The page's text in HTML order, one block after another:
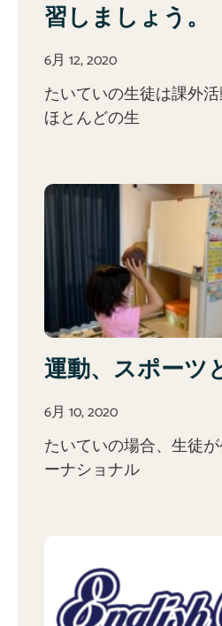
習しましょう。
6月 12, 2020
たいていの生徒は課外活
ほとんどの生
運動、スポーツ
6月 10, 2020
たいていの場合、生徒
ーナショナル